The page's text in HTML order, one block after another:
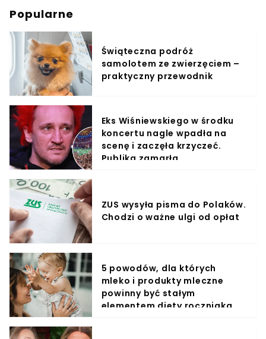
Popularne
Świąteczna podróż
samolotem ze zwierzęciem –
praktyczny przewodnik
Eks Wiśniewskiego w środku
koncertu nagle wpadła na
scenę i zaczęła krzyczeć.
Publika zamarła
ZUS wysyła pisma do Polaków.
Chodzi o ważne ulgi od opłat
5 powodów, dla których
mleko i produkty mleczne
powinny być stałym
elementem diety roczniaka